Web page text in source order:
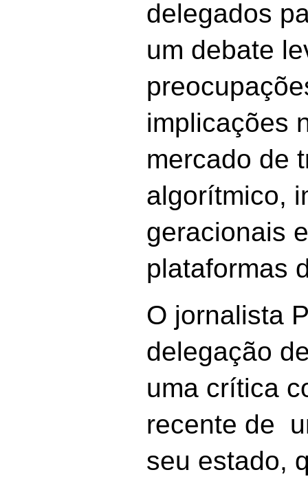
delegados
um debate
implicações
mercado de
algorítmico,
geracionais
plataformas
O jornalista
delegação
uma crítica
recente de
seu estado,